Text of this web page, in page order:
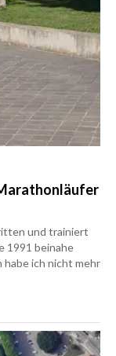
und trainiert
1991 beinahe
habe ich nicht mehr